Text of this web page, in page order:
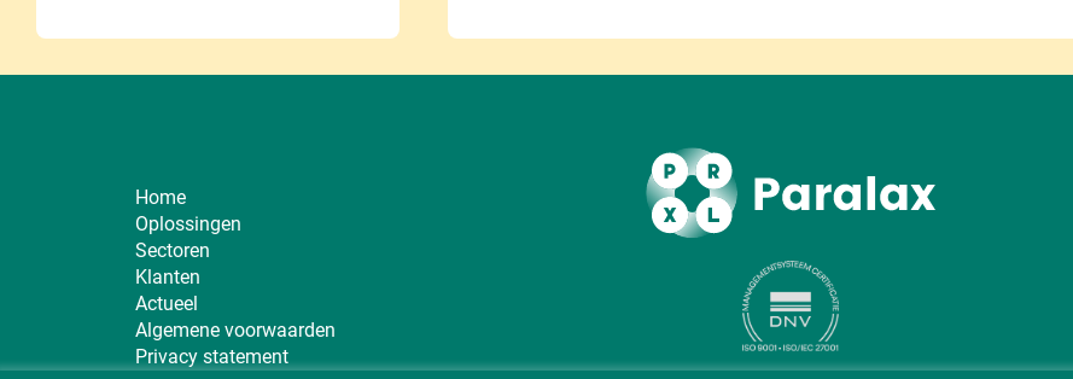
Home
Oplossingen
Sectoren
Klanten
Actueel
Algemene voorwaarden
Privacy statement